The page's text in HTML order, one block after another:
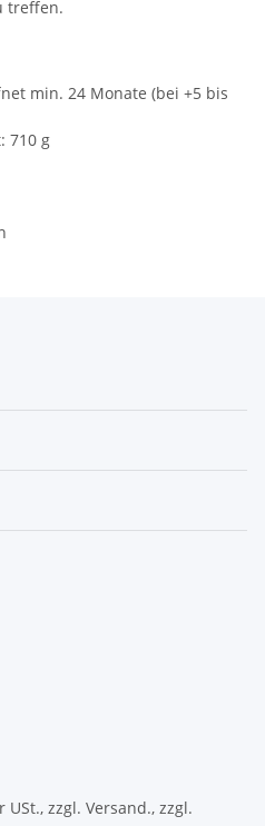
treffen.
min. 24 Monate (bei +5 bis
710 g
zzgl. Versand., zzgl.